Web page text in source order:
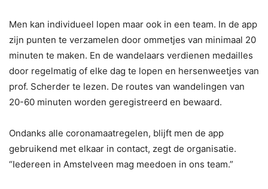
Men kan individueel lopen maar ook in een team. In de app
zijn punten te verzamelen door ommetjes van minimaal 20
minuten te maken. En de wandelaars verdienen medailles
door regelmatig of elke dag te lopen en hersenweetjes van
prof. Scherder te lezen. De routes van wandelingen van
20-60 minuten worden geregistreerd en bewaard.
Ondanks alle coronamaatregelen, blijft men de app
gebruikend met elkaar in contact, zegt de organisatie.
“Iedereen in Amstelveen mag meedoen in ons team.”